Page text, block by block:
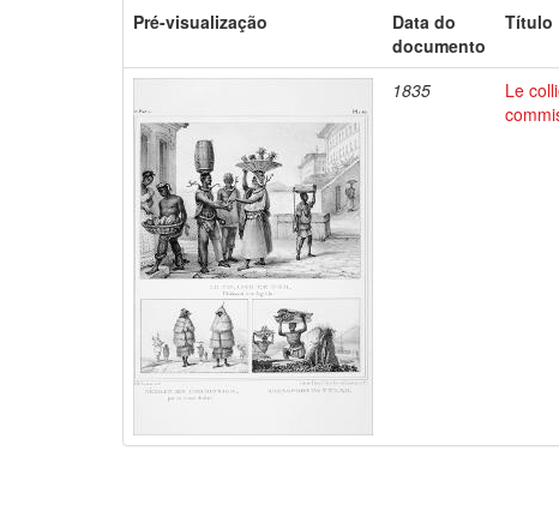
Pré-visualização
Data do
documento
Título
1835
Le